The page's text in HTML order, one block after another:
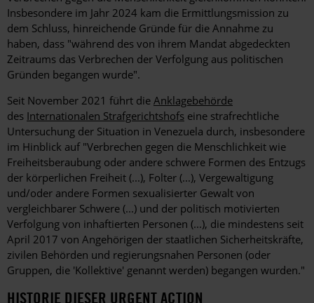
Insbesondere im Jahr 2024 kam die Ermittlungsmission zu
dem Schluss, hinreichende Gründe für die Annahme zu
haben, dass "während des von ihrem Mandat abgedeckten
Zeitraums das Verbrechen der Verfolgung aus politischen
Gründen begangen wurde".
Seit November 2021 führt die Anklagebehörde
des Internationalen Strafgerichtshofs eine strafrechtliche
Untersuchung der Situation in Venezuela durch, insbesondere
im Hinblick auf "Verbrechen gegen die Menschlichkeit wie
Freiheitsberaubung oder andere schwere Formen des Entzugs
der körperlichen Freiheit (...), Folter (...), Vergewaltigung
und/oder andere Formen sexualisierter Gewalt von
vergleichbarer Schwere (...) und der politisch motivierten
Verfolgung von inhaftierten Personen (...), die mindestens seit
April 2017 von Angehörigen der staatlichen Sicherheitskräfte,
zivilen Behörden und regierungsnahen Personen (oder
Gruppen, die 'Kollektive' genannt werden) begangen wurden."
HISTORIE DIESER URGENT ACTION